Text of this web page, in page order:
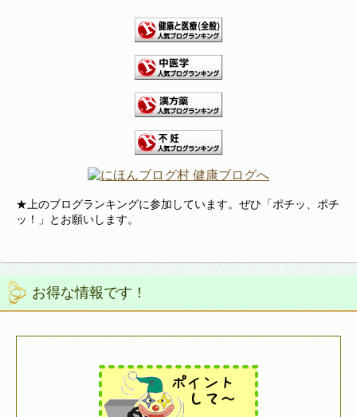
★上のブログランキングに参加しています。ぜひ「ポチッ、ポチ
ッ！」とお願いします。
お得な情報です！